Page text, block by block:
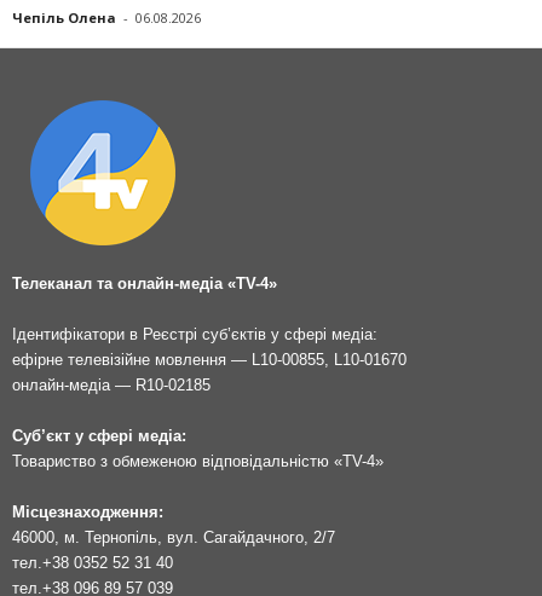
Чепіль Олена - 06.08.2026
Телеканал та онлайн-медіа «TV-4»
Ідентифікатори в Реєстрі суб’єктів у сфері медіа:
ефірне телевізійне мовлення — L10-00855, L10-01670
онлайн-медіа — R10-02185
Суб’єкт у сфері медіа:
Товариство з обмеженою відповідальністю «TV-4»
Місцезнаходження:
46000, м. Тернопіль, вул. Сагайдачного, 2/7
тел. +38 0352 52 31 40
тел. +38 096 89 57 039